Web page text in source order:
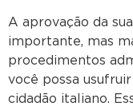
A aprovação da
importante, mas
procedimentos
você possa
cidadão italiano.